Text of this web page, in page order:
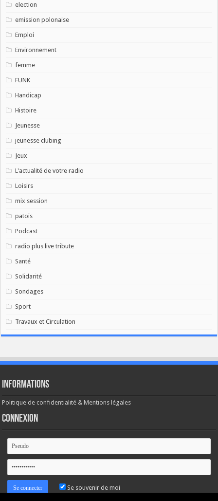
election
emission polonaise
Emploi
Environnement
femme
FUNK
Handicap
Histoire
Jeunesse
jeunesse clubing
Jeux
L'actualité de votre radio
Loisirs
mix session
patois
Podcast
radio plus live tribute
Santé
Solidarité
Sondages
Sport
Travaux et Circulation
Informations
Politique de confidentialité & Mentions légales
Connexion
Se souvenir de moi